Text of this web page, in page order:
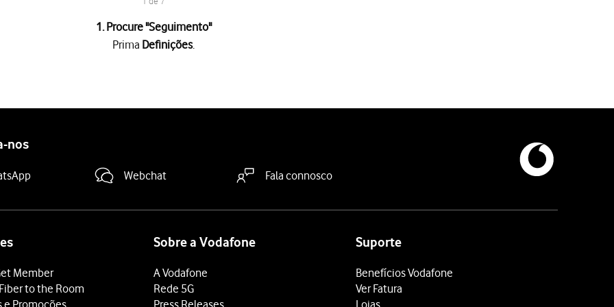
1. Procure "Seguimento"
Prima Definições.
apps pretendidas para ativar ou desativar a autorização de rastreamento para cada app.
deslize o dedo de baixo para cima a partir da base do ecrã.
nos
Webchat Fala connosco
Member
to the Room
e Promoções
Sobre a Vodafone
A Vodafone
Rede 5G
Press Releases
Suporte
Benefícios Vodafone
Ver Fatura
Lojas